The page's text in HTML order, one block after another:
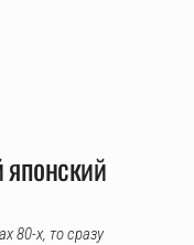
80-х, то сразу